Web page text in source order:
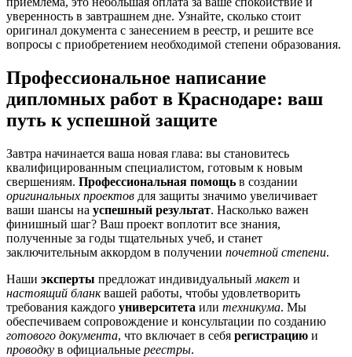
уверенность в завтрашнем дне. Узнайте, сколько стоит
оригинал документа с занесением в реестр, и решите все
вопросы с приобретением необходимой степени образования.
Профессиональное написание
дипломных работ в Краснодаре: ваш
путь к успешной защите
Завтра начинается ваша новая глава: вы становитесь
квалифицированным специалистом, готовым к новым
свершениям. Профессиональная помощь в создании
оригинальных проектов для защиты значимо увеличивает
ваши шансы на успешный результат. Насколько важен
финишный шаг? Ваш проект воплотит все знания,
полученные за годы тщательных учеб, и станет
заключительным аккордом в получении почетной степени.
Наши эксперты предложат индивидуальный макет и
настоящий бланквашей работы, чтобы удовлетворить
требования каждого университета или техникума. Мы
обеспечиваем сопровождение и консультации по созданию
готового документа, что включает в себя регистрацию и
проводку в официальные реестры.